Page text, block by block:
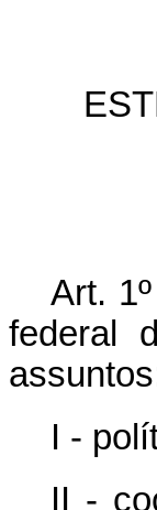
Art.
federal
I -
II -